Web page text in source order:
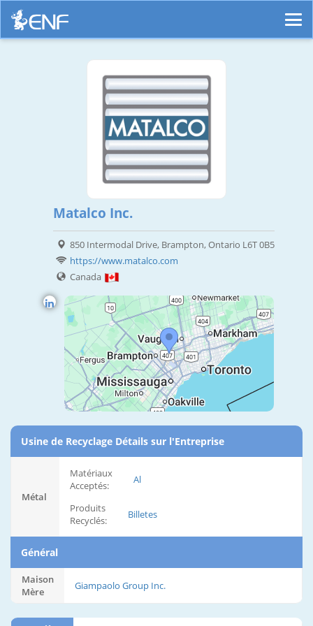
Matalco Inc.
850 Intermodal Drive, Brampton, Ontario L6T 0B5
https://www.matalco.com
Canada
Usine de Recyclage Détails sur l'Entreprise
Métal
Matériaux
Acceptés:
Al
Produits
Recyclés:
Billetes
Général
Maison
Mère
Giampaolo Group Inc.